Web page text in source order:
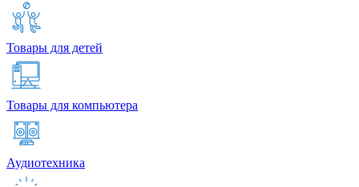
Товары для детей
Товары для компьютера
Аудиотехника